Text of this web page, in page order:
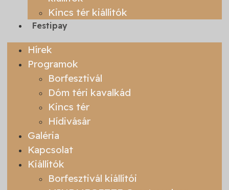
Kincs tér kiállítók
Festipay
Hírek
Programok
Borfesztivál
Dóm téri kavalkád
Kincs tér
Hídivásár
Galéria
Kapcsolat
Kiállítók
Borfesztivál kiállítói